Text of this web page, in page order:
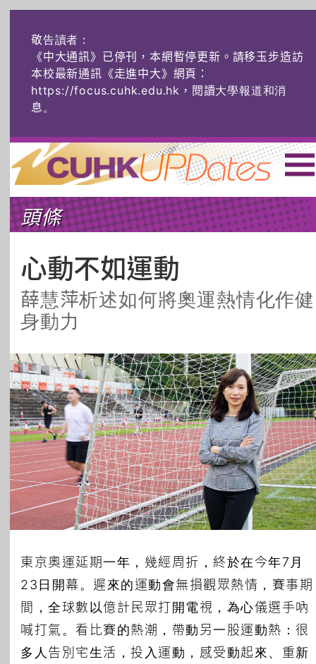
敬告讀者：
《中大通訊》已停刊，本網暫停更新。請移玉步造訪
本校最新通訊《走進中大》網頁：
https://focus.cuhk.edu.hk，閱讀大學報道和消
息。
主頁 | ENG | 简体 |
頭條 榜上友名 學術探奇
社創薈動 六物窺人
藝士匹靈 雅共賞 字裏科技
所有主題
頭條
心動不如運動
薛慧萍析述如何將奧運熱情化作健
身動力
東京奧運延期一年，幾經周折，終於在今年7月
23日開幕。遲來的運動會無損觀眾熱情，賽事期
間，全球數以億計民眾打開電視，為心儀選手吶
喊打氣。看比賽的熱潮，帶動另一股運動熱：很
多人告別宅生活，投入運動，感受動起來、重新